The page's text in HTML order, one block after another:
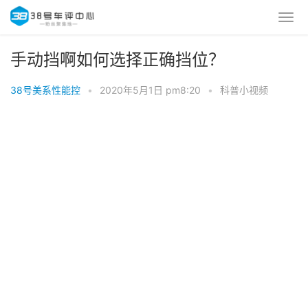
手动挡啊如何选择正确挡位？
38号美系性能控 • 2020年5月1日 pm8:20 • 科普小视频